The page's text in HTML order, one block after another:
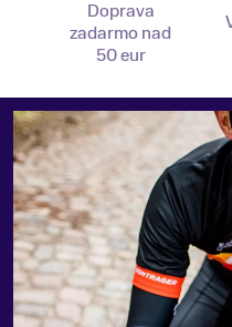
Doprava
zadarmo nad
50 eur